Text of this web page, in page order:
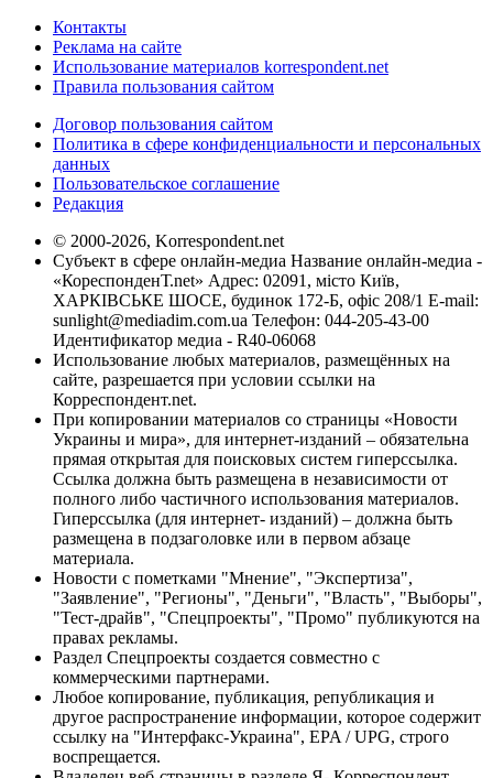
Контакты
Реклама на сайте
Использование материалов korrespondent.net
Правила пользования сайтом
Договор пользования сайтом
Политика в сфере конфиденциальности и персональных
данных
Пользовательское соглашение
Редакция
© 2000-2026, Korrespondent.net
Субъект в сфере онлайн-медиа Название онлайн-медиа -
«КореспонденТ.net» Адрес: 02091, місто Київ,
ХАРКІВСЬКЕ ШОСЕ, будинок 172-Б, офіс 208/1 E-mail:
sunlight@mediadim.com.ua Телефон: 044-205-43-00
Идентификатор медиа - R40-06068
Использование любых материалов, размещённых на
сайте, разрешается при условии ссылки на
Корреспондент.net.
При копировании материалов со страницы «Новости
Украины и мира», для интернет-изданий – обязательна
прямая открытая для поисковых систем гиперссылка.
Ссылка должна быть размещена в независимости от
полного либо частичного использования материалов.
Гиперссылка (для интернет- изданий) – должна быть
размещена в подзаголовке или в первом абзаце
материала.
Новости с пометками "Мнение", "Экспертиза",
"Заявление", "Регионы", "Деньги", "Власть", "Выборы",
"Тест-драйв", "Спецпроекты", "Промо" публикуются на
правах рекламы.
Раздел Спецпроекты создается совместно с
коммерческими партнерами.
Любое копирование, публикация, републикация и
другое распространение информации, которое содержит
ссылку на "Интерфакс-Украина", EPA / UPG, строго
воспрещается.